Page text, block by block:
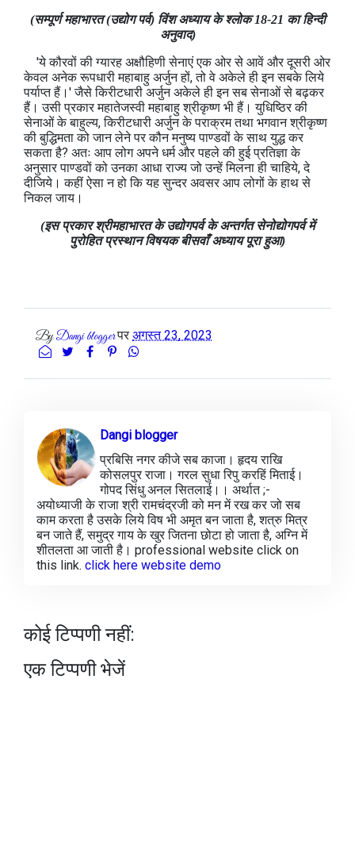
(सम्पूर्ण महाभारत (उद्योग पर्व) विंश अध्याय के श्लोक 18-21 का हिन्दी
अनुवाद)
'ये कौरवों की ग्यारह अक्षौहिणी सेनाएं एक ओर से आवें और दूसरी ओर
केवल अनेक रूपधारी महाबाहु अर्जुन हों, तो वे अकेले ही इन सबके लिये
पर्याप्त हैं।' जैसे किरीटधारी अर्जुन अकेले ही इन सब सेनाओं से बढ़कर
हैं। उसी प्रकार महातेजस्वी महाबाहु श्रीकृष्ण भी हैं। युधिष्ठिर की
सेनाओं के बाहुल्य, किरीटधारी अर्जुन के पराक्रम तथा भगवान श्रीकृष्ण
की बुद्धिमता को जान लेने पर कौन मनुष्य पाण्डवों के साथ युद्ध कर
सकता है? अतः आप लोग अपने धर्म और पहले की हुई प्रतिज्ञा के
अनुसार पाण्डवों को उनका आधा राज्य जो उन्हें मिलना ही चाहिये, दे
दीजिये। कहीं ऐसा न हो कि यह सुन्दर अवसर आप लोगों के हाथ से
निकल जाय।
(इस प्रकार श्रीमहाभारत के उद्योगपर्व के अन्तर्गत सेनोद्योगपर्व में
पुरोहित प्रस्थान विषयक बीसवाँ अध्याय पूरा हुआ)
ByDangi bloggerपर अगस्त 23, 2023
Dangi blogger
प्रबिसि नगर कीजे सब काजा। हृदय राखि
कोसलपुर राजा। गरल सुधा रिपु करहिं मिताई।
गोपद सिंधु अनल सितलाई।। अर्थात ;-
अयोध्याजी के राजा श्री रामचंद्रजी को मन में रख कर जो सब
काम करता है उसके लिये विष भी अमृत बन जाता है, शत्रु मित्र
बन जाते हैं, समुद्र गाय के खुर जितना छोटा हो जाता है, अग्नि में
शीतलता आ जाती है। professional website click on
this link. click here website demo
कोई टिप्पणी नहीं:
एक टिप्पणी भेजें